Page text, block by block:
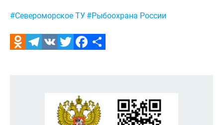
Метки:
#Североморское ТУ #Рыбоохрана России